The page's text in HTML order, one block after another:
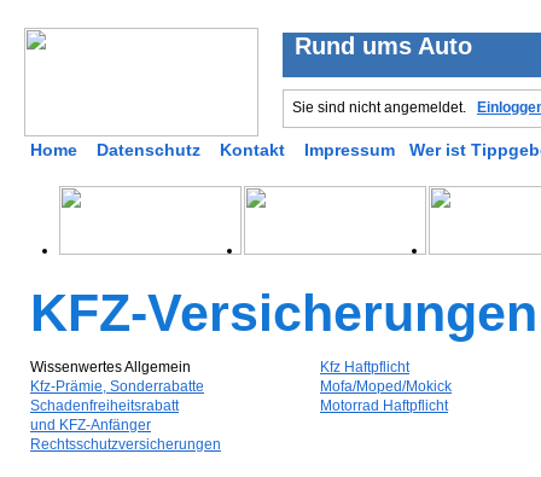
Rund ums Auto
Sie sind nicht angemeldet.
Home Datenschutz Kontakt Impressum Wer ist
KFZ-
Wissenwertes Allgemein
Kfz-Prämie, Sonderrabatte
Schadenfreiheitsrabatt
und KFZ-Anfänger
Rechtsschutzversicherungen
Kfz Haftpflicht
Mofa/Moped/Mokick
Motorrad Haftpflicht